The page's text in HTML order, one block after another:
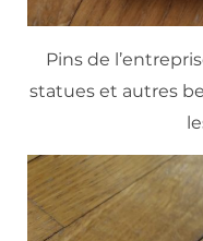
Pins de
statues et autres